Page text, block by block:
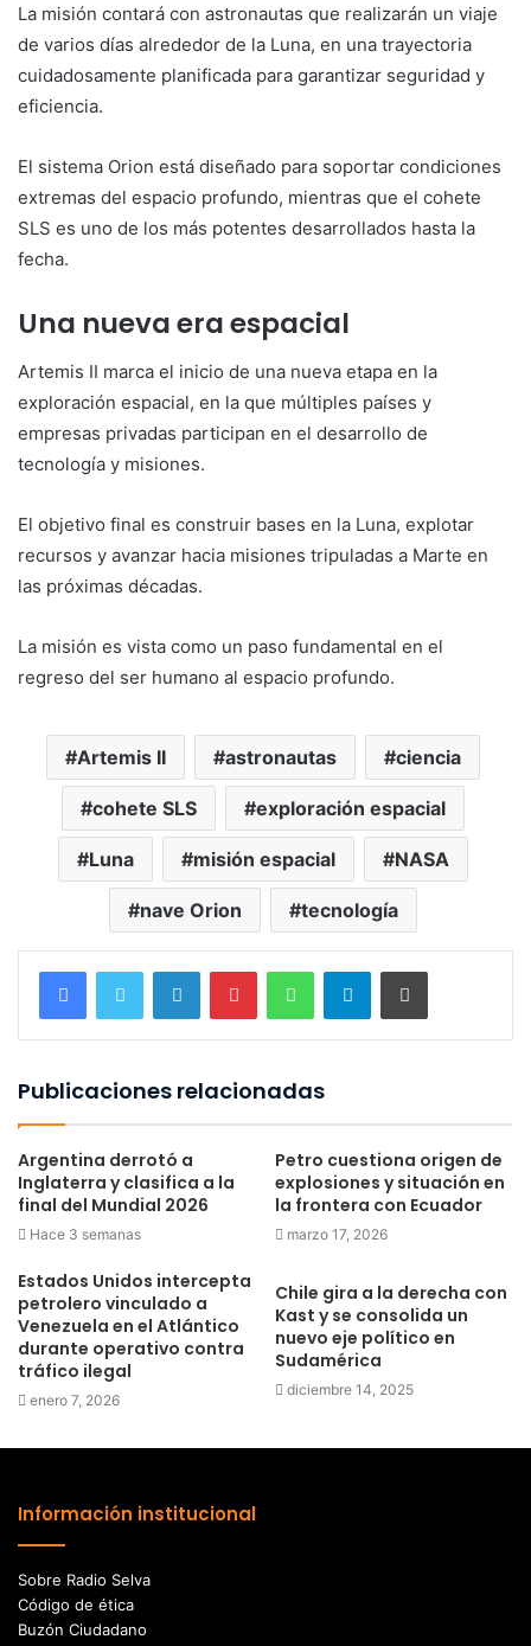
La misión contará con astronautas que realizarán un viaje
de varios días alrededor de la Luna, en una trayectoria
cuidadosamente planificada para garantizar seguridad y
eficiencia.
El sistema Orion está diseñado para soportar condiciones
extremas del espacio profundo, mientras que el cohete
SLS es uno de los más potentes desarrollados hasta la
fecha.
Una nueva era espacial
Artemis II marca el inicio de una nueva etapa en la
exploración espacial, en la que múltiples países y
empresas privadas participan en el desarrollo de
tecnología y misiones.
El objetivo final es construir bases en la Luna, explotar
recursos y avanzar hacia misiones tripuladas a Marte en
las próximas décadas.
La misión es vista como un paso fundamental en el
regreso del ser humano al espacio profundo.
Artemis II astronautas ciencia
cohete SLS exploración espacial
Luna misión espacial NASA
nave Orion tecnología
LinkedInPinterestWhatsAppTelegramImprimir
Publicaciones relacionadas
Argentina derrotó a
Inglaterra y clasifica a la
final del Mundial 2026
Hace 3 semanas
Petro cuestiona origen de
explosiones y situación en
la frontera con Ecuador
marzo 17, 2026
Estados Unidos intercepta
petrolero vinculado a
Venezuela en el Atlántico
durante operativo contra
tráfico ilegal
enero 7, 2026
Chile gira a la derecha con
Kast y se consolida un
nuevo eje político en
Sudamérica
diciembre 14, 2025
Información institucional
Sobre Radio Selva
Código de ética
Buzón Ciudadano